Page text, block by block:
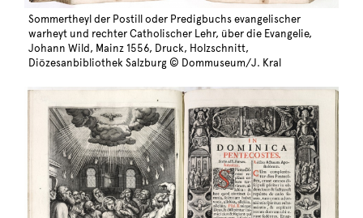
Sommertheyl der Postill oder Predigbuchs evangelischer
warheyt und rechter Catholischer Lehr, über die Evangelie,
Johann Wild, Mainz 1556, Druck, Holzschnitt,
Diözesanbibliothek Salzburg © Dommuseum/J. Kral